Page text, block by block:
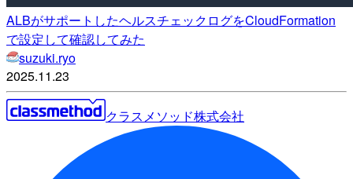
ALBがサポートしたヘルスチェックログをCloudFormation
で設定して確認してみた
suzuki.ryo
2025.11.23
クラスメソッド株式会社